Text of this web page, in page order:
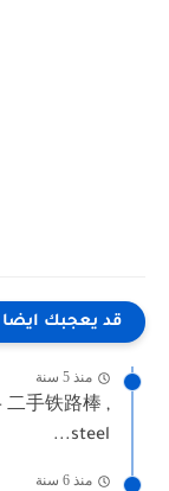
قد يعجبك ايضا
منذ 5 سنة
二手铁路棒 ,
steel...
منذ 6 سنة